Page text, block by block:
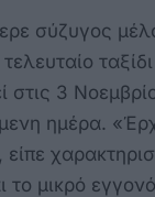
σύζυγος
στις 3
ημέρα.
είπε
το μικρό